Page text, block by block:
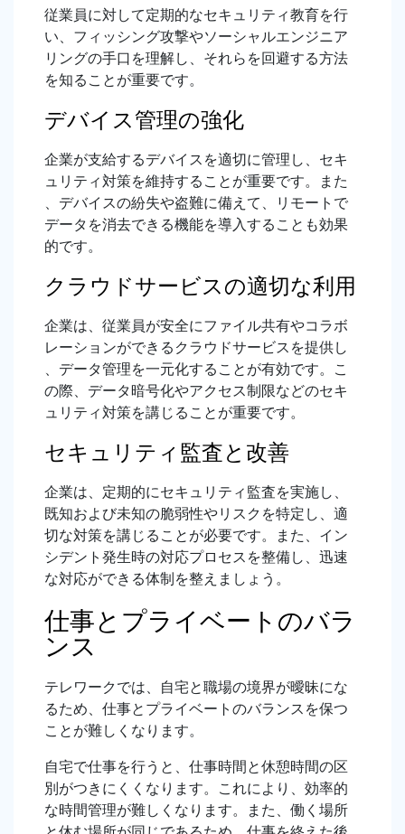
従業員に対して定期的なセキュリティ教育を行
い、フィッシング攻撃やソーシャルエンジニア
リングの手口を理解し、それらを回避する方法
を知ることが重要です。
デバイス管理の強化
企業が支給するデバイスを適切に管理し、セキ
ュリティ対策を維持することが重要です。また
、デバイスの紛失や盗難に備えて、リモートで
データを消去できる機能を導入することも効果
的です。
クラウドサービスの適切な利用
企業は、従業員が安全にファイル共有やコラボ
レーションができるクラウドサービスを提供し
、データ管理を一元化することが有効です。こ
の際、データ暗号化やアクセス制限などのセキ
ュリティ対策を講じることが重要です。
セキュリティ監査と改善
企業は、定期的にセキュリティ監査を実施し、
既知および未知の脆弱性やリスクを特定し、適
切な対策を講じることが必要です。また、イン
シデント発生時の対応プロセスを整備し、迅速
な対応ができる体制を整えましょう。
仕事とプライベートのバラ
ンス
テレワークでは、自宅と職場の境界が曖昧にな
るため、仕事とプライベートのバランスを保つ
ことが難しくなります。
自宅で仕事を行うと、仕事時間と休憩時間の区
別がつきにくくなります。これにより、効率的
な時間管理が難しくなります。また、働く場所